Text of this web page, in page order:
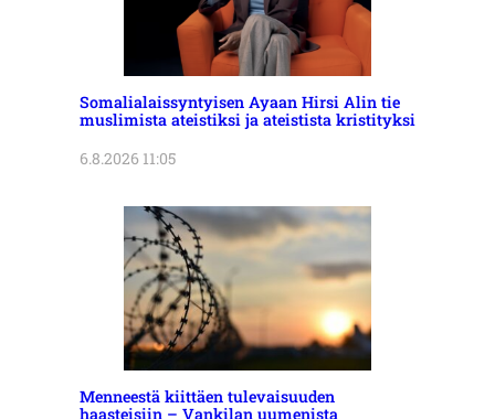
Somalialaissyntyisen Ayaan Hirsi Alin tie
muslimista ateistiksi ja ateistista kristityksi
6.8.2026 11:05
Menneestä kiittäen tulevaisuuden
haasteisiin – Vankilan uumenista